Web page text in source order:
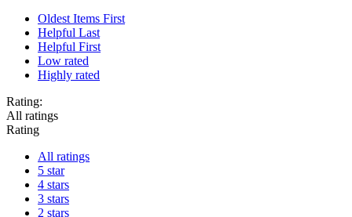
Oldest Items First
Helpful Last
Helpful First
Low rated
Highly rated
Rating:
All ratings
Rating
All ratings
5 star
4 stars
3 stars
2 stars